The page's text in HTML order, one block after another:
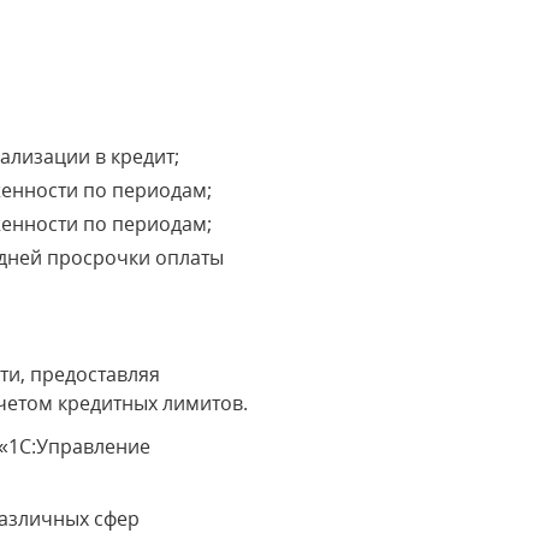
в кредит;
по периодам;
по периодам;
просрочки оплаты
предоставляя
кредитных лимитов.
сфер